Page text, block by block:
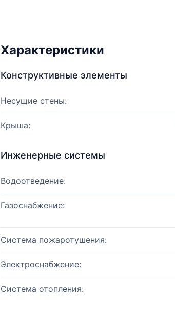
Характеристики
Конструктивные элементы
Несущие стены:
Крыша:
Инженерные системы
Водоотведение:
Газоснабжение:
Система пожаротушения:
Электроснабжение:
Система отопления: